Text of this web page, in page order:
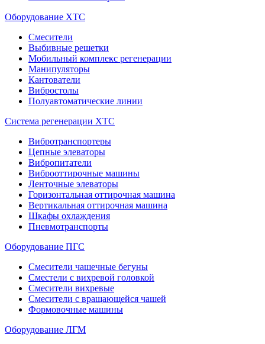
Оборудование ХТС
Смесители
Выбивные решетки
Мобильный комплекс регенерации
Манипуляторы
Кантователи
Вибростолы
Полуавтоматические линии
Система регенерации ХТС
Вибротранспортеры
Цепные элеваторы
Вибропитатели
Виброоттирочные машины
Ленточные элеваторы
Горизонтальная оттирочная машина
Вертикальная оттирочная машина
Шкафы охлаждения
Пневмотранспорты
Оборудование ПГС
Смесители чашечные бегуны
Сместели с вихревой головкой
Смесители вихревые
Смесители с вращающейся чашей
Формовочные машины
Оборудование ЛГМ